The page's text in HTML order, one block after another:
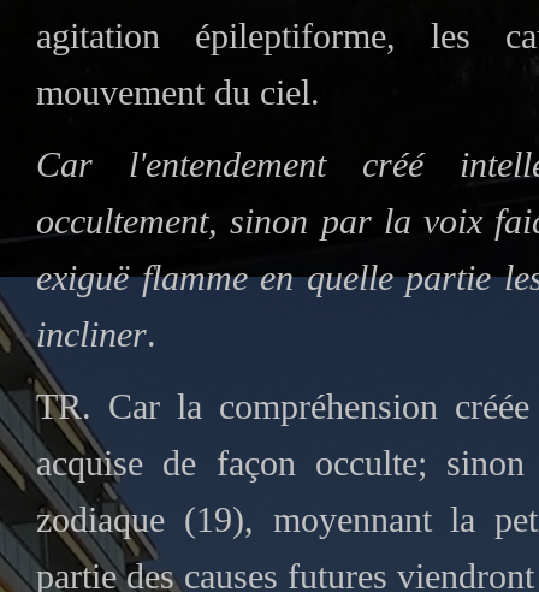
agitation épileptiforme, les
mouvement du ciel.
Car l'entendement créé
occultement, sinon par la voix
exiguë flamme en quelle partie
incliner.
TR. Car la compréhension
acquise de façon occulte;
zodiaque (19), moyennant la
partie des causes futures